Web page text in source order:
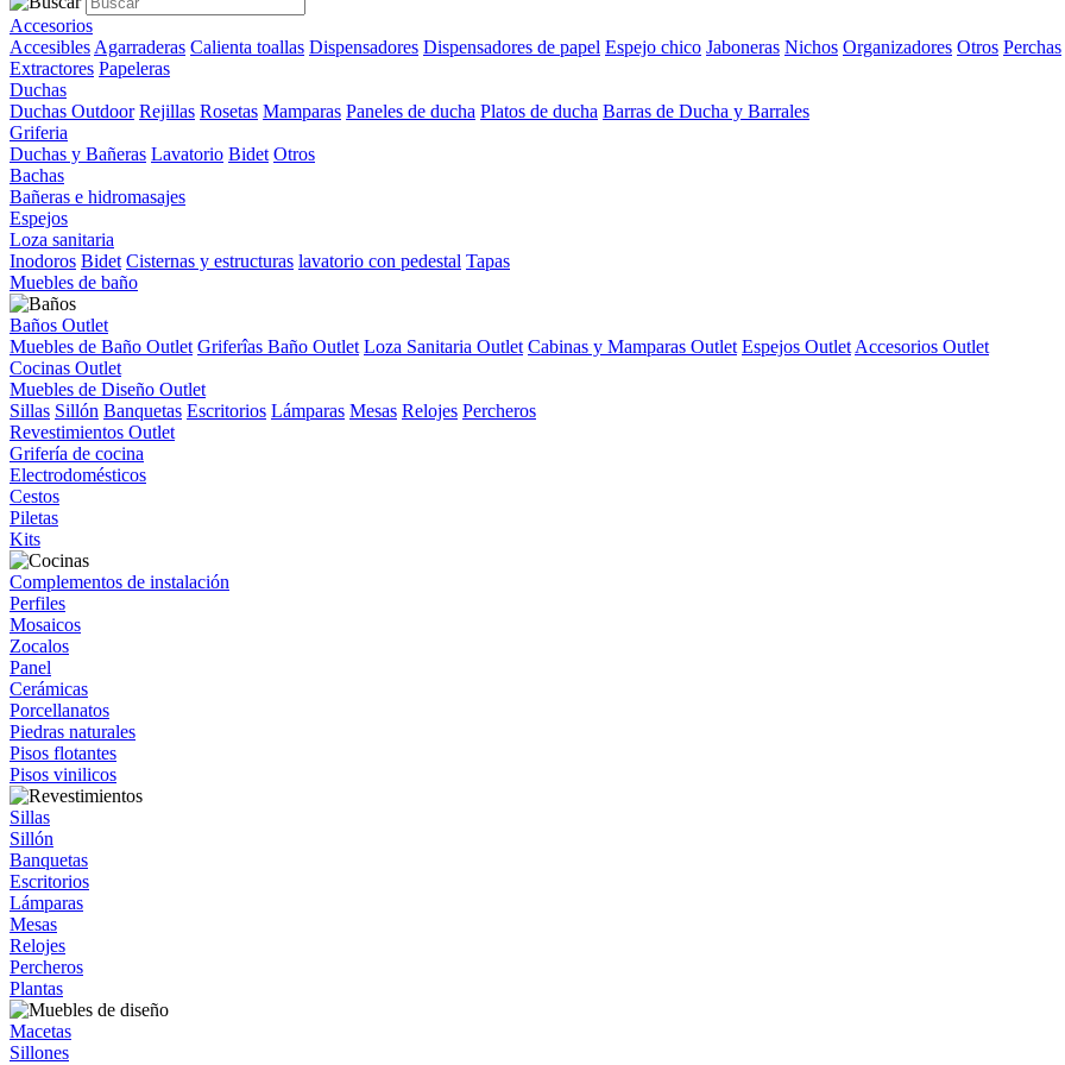
Accesorios
Accesibles Agarraderas Calienta toallas Dispensadores Dispensadores de papel Espejo chico Jaboneras Nichos Organizadores Otros Perchas
Extractores Papeleras
Duchas
Duchas Outdoor Rejillas Rosetas Mamparas Paneles de ducha Platos de ducha Barras de Ducha y Barrales
Griferia
Duchas y Bañeras Lavatorio Bidet Otros
Bachas
Bañeras e hidromasajes
Espejos
Loza sanitaria
Inodoros Bidet Cisternas y estructuras lavatorio con pedestal Tapas
Muebles de baño
Baños Outlet
Muebles de Baño Outlet Griferîas Baño Outlet Loza Sanitaria Outlet Cabinas y Mamparas Outlet Espejos Outlet Accesorios Outlet
Cocinas Outlet
Muebles de Diseño Outlet
Sillas Sillón Banquetas Escritorios Lámparas Mesas Relojes Percheros
Revestimientos Outlet
Grifería de cocina
Electrodomésticos
Cestos
Piletas
Kits
Complementos de instalación
Perfiles
Mosaicos
Zocalos
Panel
Cerámicas
Porcellanatos
Piedras naturales
Pisos flotantes
Pisos vinilicos
Sillas
Sillón
Banquetas
Escritorios
Lámparas
Mesas
Relojes
Percheros
Plantas
Macetas
Sillones